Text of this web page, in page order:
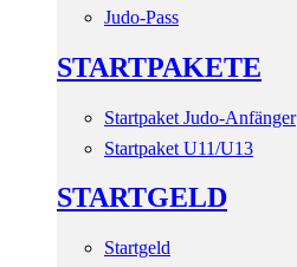
Judo-Pass
STARTPAKETE
Startpaket Judo-Anfänger
Startpaket U11/U13
STARTGELD
Startgeld